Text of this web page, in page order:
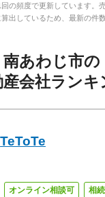
の頻度で更新しています。
出しているため、最新の件
南あわじ市の
産会社ランキ
オンライン相談可 相